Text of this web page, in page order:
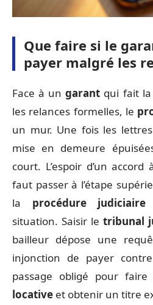
Que faire si le
payer malgré les
Face à ungarant qui fait
les relances formelles, le
un mur. Une fois les
mise en demeure
court. L’espoir d’un accord
faut passer à l’étape
la procédure judiciaire
situation. Saisir le tribunal
bailleur dépose une
injonction de payer
passage obligé pour
locative et obtenir un titre